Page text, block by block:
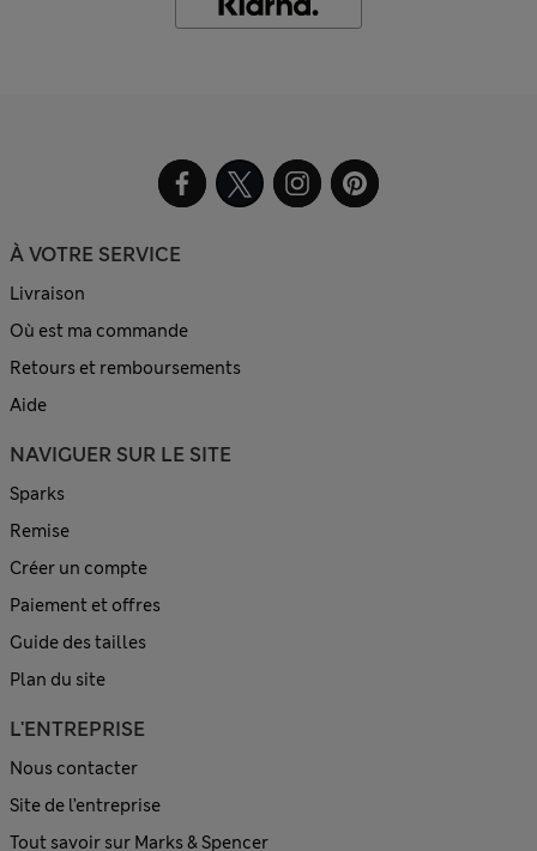
À VOTRE SERVICE
Livraison
Où est ma commande
Retours et remboursements
Aide
NAVIGUER SUR LE SITE
Sparks
Remise
Créer un compte
Paiement et offres
Guide des tailles
Plan du site
L'ENTREPRISE
Nous contacter
Site de l’entreprise
Tout savoir sur Marks & Spencer